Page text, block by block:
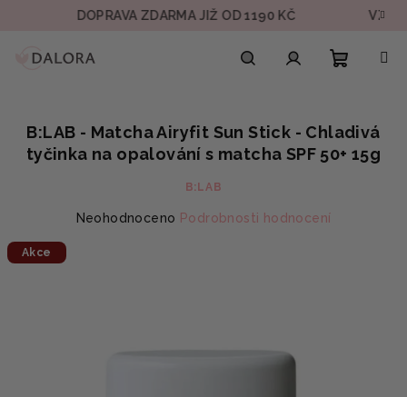
DOPRAVA ZDARMA JIŽ OD 1190 KČ VZOREK
košík
B:LAB - Matcha Airyfit Sun Stick - Chladivá
tyčinka na opalování s matcha SPF 50+ 15g
B:LAB
Průměrné
Neohodnoceno Podrobnosti hodnocení
Akce